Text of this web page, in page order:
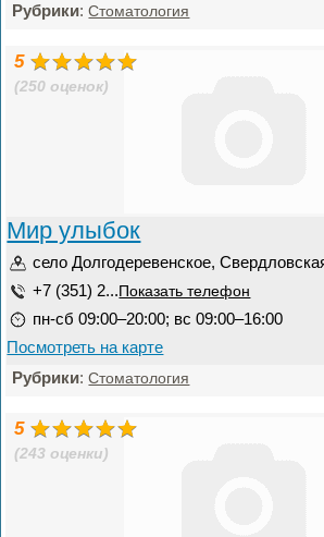
Рубрики:Стоматология
5
(250 оценок)
Мир улыбок
село Долгодеревенское,
+7 (351) 2... Показать телефон
пн-сб 09:00–20:00; вс 09:00–16:00
Посмотреть на карте
Рубрики:Стоматология
5
(243 оценки)